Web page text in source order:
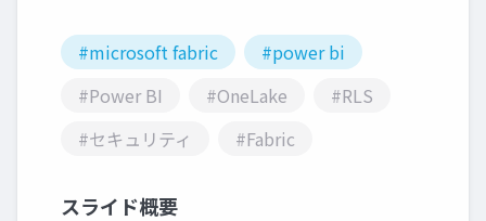
#microsoft fabric
#power bi
#Power BI
#OneLake
#RLS
#セキュリティ
#Fabric
スライド概要